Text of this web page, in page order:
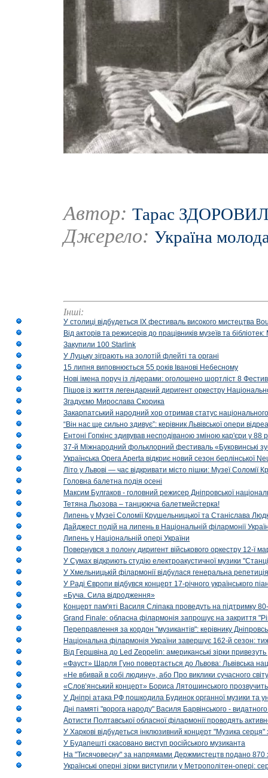
Автор: Тарас
Джерело: Україна
Інші:
У столиці відбудеться IX фестиваль високого мистецтва
Від акторів та режисерів до працівників музеїв та
Закупили 100 Starlink
У Луцьку зіграють на золотій флейті та органі
15 липня виповнюється 55 років Іванові Небесному
Нові імена поруч із лідерами: оголошено шортліст 8
Пішов із життя легендарний диригент оркестру
Згадуємо Мирослава Скорика
Закарпатський народний хор отримав статус національного
“Він нас ще сильно здивує”: керівник Львівської опери
Ентоні Гопкінс здивував несподіваною зміною кар'єри у 88
37-й Міжнародний фольклорний фестиваль «Буковинські
Українська Opera Aperta відкриє новий сезон берлінської
Літо у Львові — час відкривати місто пішки: Музеї Соломії
Головна балетна подія осені
Максим Булгаков - головний режисер Дніпровської
Тетяна Льозова – танцююча балетмейстерка!
Липень у Музеї Соломії Крушельницької та Станіслава
Дайджест подій на липень в Національній філармонії
Липень у Національній опері України
Повернувся з полону диригент військового оркестру 12-ї
У Сумах відкриють студію електроакустичної музики
У Хмельницькій філармонії відбулася генеральна
У Раді Європи відбувся концерт 17-річного українського
«Буча. Сила відродження»
Концерт пам'яті Василя Сліпака проведуть на підтримку
Grand Finale: обласна філармонія запрошує на закриття
Переправлення за кордон "музикантів": керівнику
Національна філармонія України завершує 162-й сезон:
Від Гершвіна до Led Zeppelin: американські зірки
«Фауст» Шарля Гуно повертається до Львова: Львівська
«Не вбивай в собі людину», або Про виклики сучасного світу
«Слов’янський концерт» Бориса Лятошинського
У Дніпрі атака РФ пошкодила Будинок органної музики та
Дні памяті "ворога народу" Василя Барвінського -
Артисти Полтавської обласної філармонії проводять
У Харкові відбудеться інклюзивний концерт "Музика
У Будапешті скасовано виступ російського музиканта
На "Тисячовесну" за напрямами Держмистецтв подано 870
Українські оперні зірки виступили у Метрополітен-опері: